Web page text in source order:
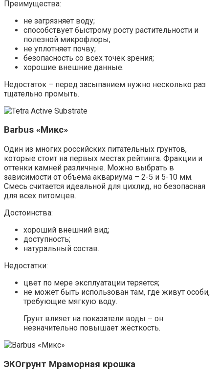
Преимущества:
не загрязняет воду;
способствует быстрому росту растительности и
полезной микрофлоры;
не уплотняет почву;
безопасность со всех точек зрения;
хорошие внешние данные.
Недостаток – перед засыпанием нужно несколько раз
тщательно промыть.
Barbus «Микс»
Один из многих российских питательных грунтов,
которые стоит на первых местах рейтинга. Фракции и
оттенки камней различные. Можно выбрать в
зависимости от объёма аквариума – 2-5 и 5-10 мм.
Смесь считается идеальной для цихлид, но безопасная
для всех питомцев.
Достоинства:
хороший внешний вид;
доступность;
натуральный состав.
Недостатки:
цвет по мере эксплуатации теряется;
не может быть использован там, где живут особи,
требующие мягкую воду.
Грунт влияет на показатели воды – он
незначительно повышает жёсткость.
ЭКОгрунт Мраморная крошка